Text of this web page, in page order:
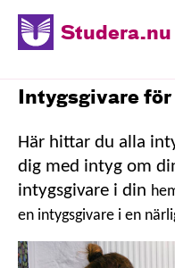
Studera.nu
Intygsgivare
Här hittar du alla
dig med intyg om
intygsgivare i din
en intygsgivare i en